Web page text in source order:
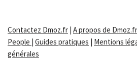
Contactez Dmoz.fr | A propos de Dmoz.fr
People | Guides pratiques | Mentions
générales